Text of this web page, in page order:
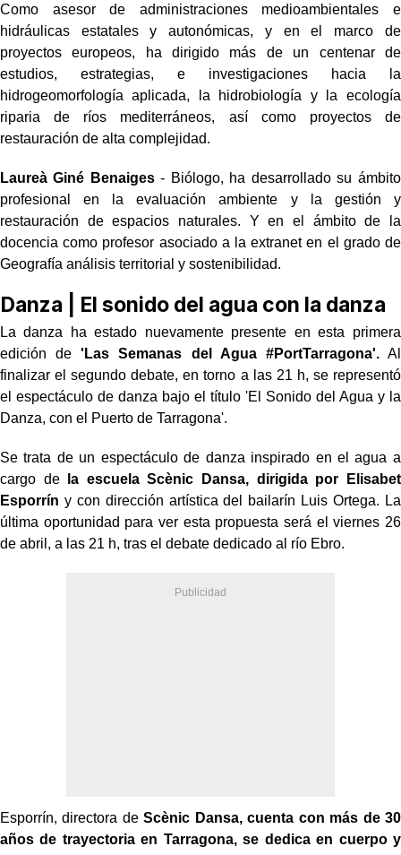
Como asesor de administraciones medioambientales e
hidráulicas estatales y autonómicas, y en el marco de
proyectos europeos, ha dirigido más de un centenar de
estudios, estrategias, e investigaciones hacia la
hidrogeomorfología aplicada, la hidrobiología y la ecología
riparia de ríos mediterráneos, así como proyectos de
restauración de alta complejidad.
Laureà Giné Benaiges- Biólogo, ha desarrollado su ámbito
profesional en la evaluación ambiente y la gestión y
restauración de espacios naturales. Y en el ámbito de la
docencia como profesor asociado a la extranet en el grado de
Geografía análisis territorial y sostenibilidad.
Danza | El sonido del agua con la danza
La danza ha estado nuevamente presente en esta primera
edición de'Las Semanas del Agua #PortTarragona'.Al
finalizar el segundo debate, en torno a las 21 h, se representó
el espectáculo de danza bajo el título 'El Sonido del Agua y la
Danza, con el Puerto de Tarragona'.
Se trata de un espectáculo de danza inspirado en el agua a
cargo dela escuela Scènic Dansa, dirigida por Elisabet
Esporrín y con dirección artística del bailarín Luis Ortega. La
última oportunidad para ver esta propuesta será el viernes 26
de abril, a las 21 h, tras el debate dedicado al río Ebro.
Esporrín, directora deScènic Dansa, cuenta con más de 30
años de trayectoria en Tarragona, se dedica en cuerpo y